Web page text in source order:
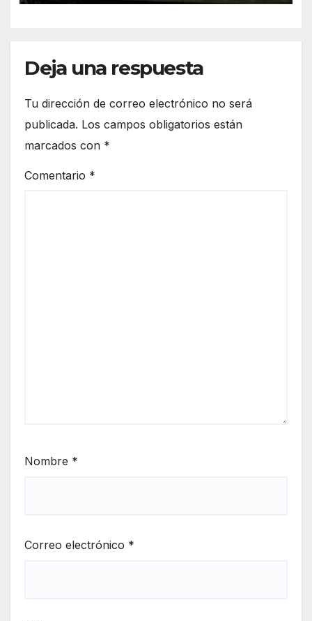
Deja una respuesta
Tu dirección de correo electrónico no será
publicada. Los campos obligatorios están
marcados con *
Comentario *
Nombre *
Correo electrónico *